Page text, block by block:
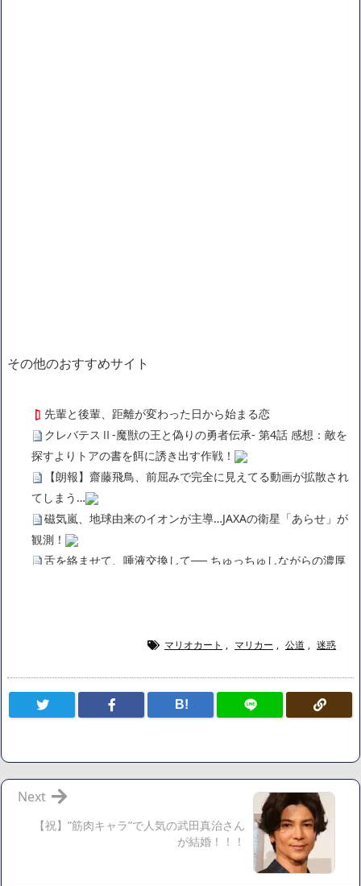
その他のおすすめサイト
先輩と後輩、距離が変わった日から始まる恋
クレバテスⅡ-魔獣の王と偽りの勇者伝承- 第4話 感想：敵を
探すよりトアの書を餌に誘き出す作戦！
【朗報】齋藤飛鳥、前屈みで完全に見えてる動画が拡散され
てしまう…
磁気嵐、地球由来のイオンが主導…JAXAの衛星「あらせ」が
観測！
舌を絡ませて、唾液交換して── ちゅっちゅしながらの濃厚
広末涼子さん、正気に戻ってしまい絶望する・・・「アカ
割減
【画像】さくまあきら「桃鉄の赤マスは実際に行ってみてク
【愕然】ワイ「豚バラ220gカリッカリになるまで焼いて重さ
調べたろww(2割3割減ったら御の字やろなあww)」→結
果・・・・・・・・・・・・・・・・・・・
マリオカート , マリカー , 公道 , 迷惑
B!
【祝】”筋肉キャラ”で人気の武田真治さん
が結婚！！！
Next